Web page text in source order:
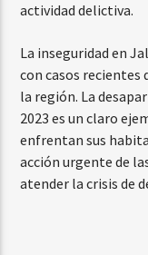
actividad delictiva.
La inseguridad en
con casos recientes
la región. La
2023 es un claro
enfrentan sus
acción urgente de
atender la crisis de